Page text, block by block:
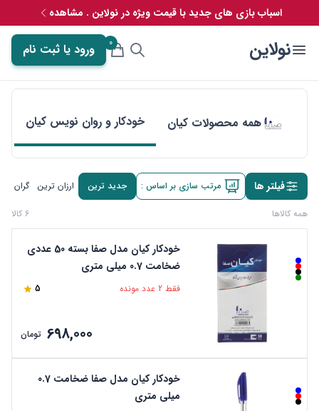
اسباب بازی های جدید با قیمت ویژه در نولاین . مشاهده
نولاین 0 ورود یا ثبت نام
همه محصولات کیان خودکار و روان نویس کیان
فیلتر ها مرتب سازی بر اساس : جدید ترین ارزان ترین گران
همه کالاها 6 کالا
خودکار کیان مدل صفا بسته 50 عددی
ضخامت 0.7 میلی متری
فقط 2 عدد مونده 5
698,000 تومان
خودکار کیان مدل صفا ضخامت 0.7
میلی متری